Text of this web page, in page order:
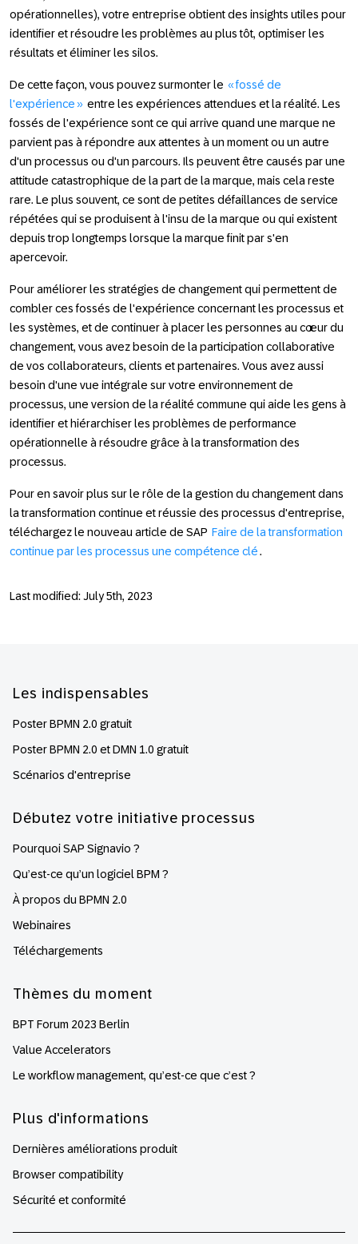
opérationnelles), votre entreprise obtient des insights utiles pour
identifier et résoudre les problèmes au plus tôt, optimiser les
résultats et éliminer les silos.
De cette façon, vous pouvez surmonter le « fossé de
l'expérience » entre les expériences attendues et la réalité. Les
fossés de l'expérience sont ce qui arrive quand une marque ne
parvient pas à répondre aux attentes à un moment ou un autre
d'un processus ou d'un parcours. Ils peuvent être causés par une
attitude catastrophique de la part de la marque, mais cela reste
rare. Le plus souvent, ce sont de petites défaillances de service
répétées qui se produisent à l'insu de la marque ou qui existent
depuis trop longtemps lorsque la marque finit par s'en
apercevoir.
Pour améliorer les stratégies de changement qui permettent de
combler ces fossés de l'expérience concernant les processus et
les systèmes, et de continuer à placer les personnes au cœur du
changement, vous avez besoin de la participation collaborative
de vos collaborateurs, clients et partenaires. Vous avez aussi
besoin d'une vue intégrale sur votre environnement de
processus, une version de la réalité commune qui aide les gens à
identifier et hiérarchiser les problèmes de performance
opérationnelle à résoudre grâce à la transformation des
processus.
Pour en savoir plus sur le rôle de la gestion du changement dans
la transformation continue et réussie des processus d'entreprise,
téléchargez le nouveau article de SAP Faire de la transformation
continue par les processus une compétence clé.
Last modified: July 5th, 2023
Les indispensables
Poster BPMN 2.0 gratuit
Poster BPMN 2.0 et DMN 1.0 gratuit
Scénarios d'entreprise
Débutez votre initiative processus
Pourquoi SAP Signavio ?
Qu’est-ce qu’un logiciel BPM ?
À propos du BPMN 2.0
Webinaires
Téléchargements
Thèmes du moment
BPT Forum 2023 Berlin
Value Accelerators
Le workflow management, qu’est-ce que c’est ?
Plus d'informations
Dernières améliorations produit
Browser compatibility
Sécurité et conformité